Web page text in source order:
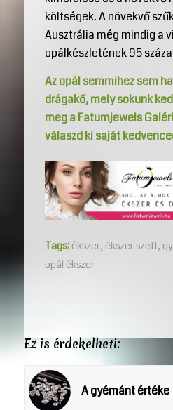
költségek. A növekvő
Ausztrália még mindig a
opálkészletének 95
Az opál semmihez sem
drágakő, mely sokunk
meg a Fatumjewels
válaszd ki saját
Tags: ékszer, ékszer szett,
opál ékszer
Ez is érdekelheti:
A gyémánt értéke